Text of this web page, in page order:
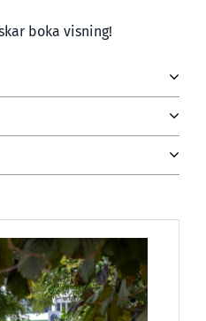
boka visning!